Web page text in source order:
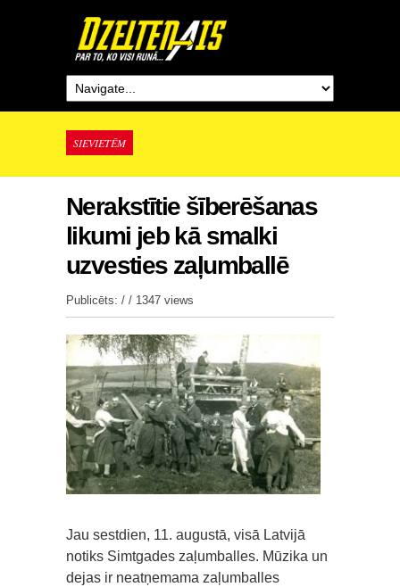
SIEVIETĒM
Nerakstītie šīberēšanas
likumi jeb kā smalki
uzvesties zaļumballē
Publicēts: / / 1347 views
Jau sestdien, 11. augustā, visā Latvijā
notiks Simtgades zaļumballes. Mūzika un
dejas ir neatņemama zaļumballes